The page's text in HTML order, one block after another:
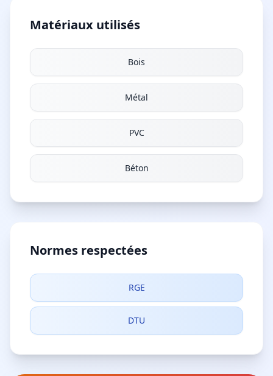
Matériaux utilisés
Bois
Métal
PVC
Béton
Normes respectées
RGE
DTU